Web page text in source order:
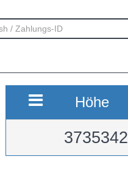
Höhe
3735342